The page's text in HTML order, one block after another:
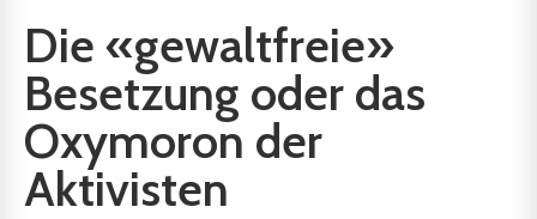
Die «gewaltfreie»
Besetzung oder das
Oxymoron der
Aktivisten